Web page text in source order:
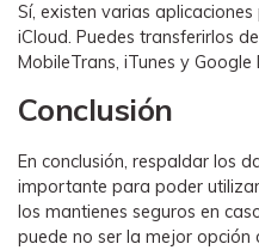
Sí, existen varias
iCloud. Puedes transferirlos
MobileTrans, iTunes y Google
Conclusión
En conclusión, respaldar los
importante para poder
los mantienes seguros en
puede no ser la mejor opción